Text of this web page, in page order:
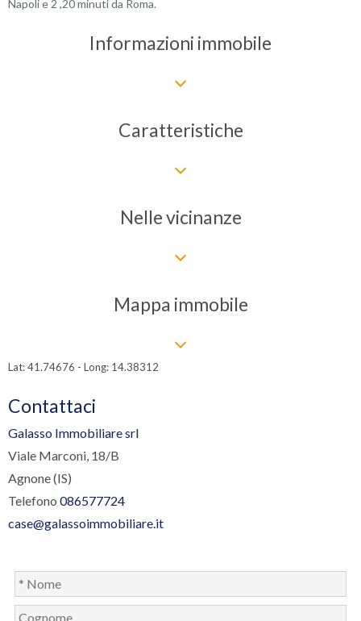
Napoli e 2 ,20 minuti da Roma.
Informazioni immobile
Caratteristiche
Nelle vicinanze
Mappa immobile
Lat: 41.74676 - Long: 14.38312
Contattaci
Galasso Immobiliare srl
Viale Marconi, 18/B
Agnone (IS)
Telefono 086577724
case@galassoimmobiliare.it